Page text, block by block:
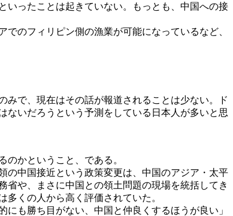
ったことは起きていない。もっとも、中国への接
のフィリピン側の漁業が可能になっているなど、
で、現在はその話が報道されることは少ない。ド
ないだろうという予測をしている日本人が多いと思
のかということ、である。
中国接近という政策変更は、中国のアジア・太平
や、まさに中国との領土問題の現場を統括してき
くの人から高く評価されていた。
も勝ち目がない、中国と仲良くするほうが良い」